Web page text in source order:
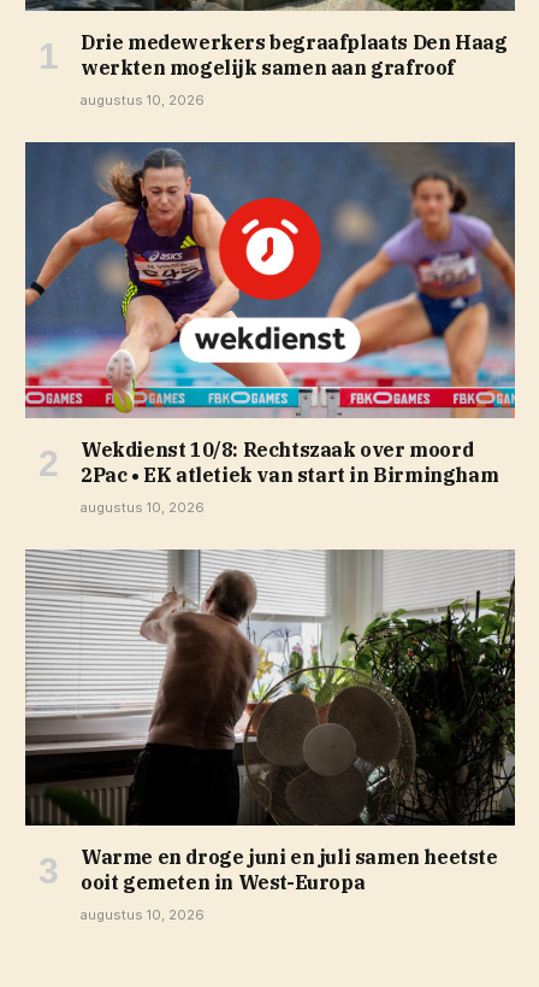
Drie medewerkers begraafplaats Den Haag
werkten mogelijk samen aan grafroof
augustus 10, 2026
Wekdienst 10/8: Rechtszaak over moord
2Pac • EK atletiek van start in Birmingham
augustus 10, 2026
Warme en droge juni en juli samen heetste
ooit gemeten in West-Europa
augustus 10, 2026